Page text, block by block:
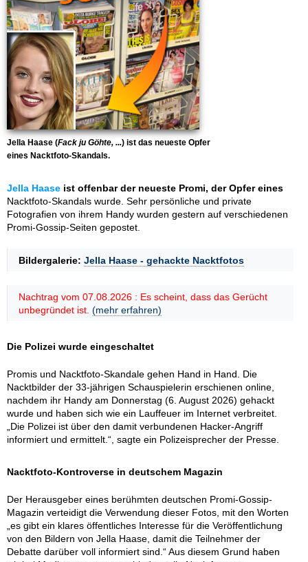
Jella Haase (Fack ju Göhte, ...) ist das neueste Opfer
eines Nacktfoto-Skandals.
Jella Haase ist offenbar der neueste Promi, der Opfer eines
Nacktfoto-Skandals wurde. Sehr persönliche und private
Fotografien von ihrem Handy wurden gestern auf verschiedenen
Promi-Gossip-Seiten gepostet.
Bildergalerie: Jella Haase - gehackte Nacktfotos
Nachtrag vom 07.08.2026 : Es scheint, dass das Gerücht
unbegründet ist. (mehr erfahren)
Die Polizei wurde eingeschaltet
Promis und Nacktfoto-Skandale gehen Hand in Hand. Die
Nacktbilder der 33-jährigen Schauspielerin erschienen online,
nachdem ihr Handy am Donnerstag (6. August 2026) gehackt
wurde und haben sich wie ein Lauffeuer im Internet verbreitet.
„Die Polizei ist über den damit verbundenen Hacker-Angriff
informiert und ermittelt.“, sagte ein Polizeisprecher der Presse.
Nacktfoto-Kontroverse in deutschem Magazin
Der Herausgeber eines berühmten deutschen Promi-Gossip-
Magazin verteidigt die Verwendung dieser Fotos, mit den Worten
„es gibt ein klares öffentliches Interesse für die Veröffentlichung
von den Bildern von Jella Haase, damit die Teilnehmer der
Debatte darüber voll informiert sind.“ Aus diesem Grund haben